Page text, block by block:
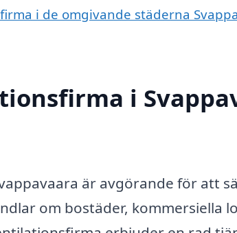
i de omgivande städerna
i
är avgörande för att
om bostäder, kommersiella